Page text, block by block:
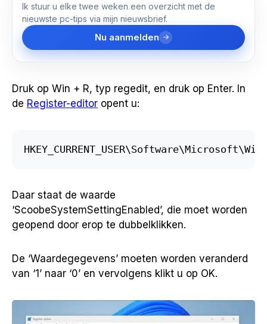
Ik stuur u elke twee weken een overzicht met de
nieuwste pc-tips via mijn nieuwsbrief.
Nu aanmelden
Druk op Win + R, typ regedit, en druk op Enter. In
de Register-editor opent u:
Daar staat de waarde
‘ScoobeSystemSettingEnabled’, die moet worden
geopend door erop te dubbelklikken.
De ‘Waardegegevens’ moeten worden veranderd
van ‘1’ naar ‘0’ en vervolgens klikt u op OK.